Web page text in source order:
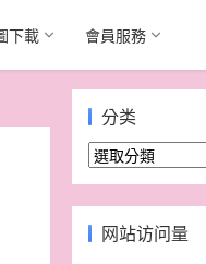
下載 會員服務
分类
分
类
网站访问量